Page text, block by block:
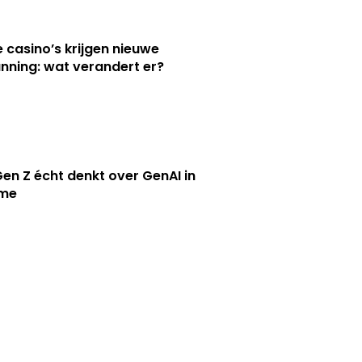
casino’s krijgen nieuwe
wat verandert er?
Z écht denkt over GenAI in